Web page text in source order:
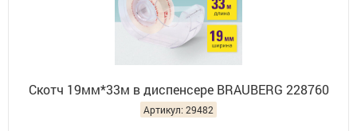
Скотч 19мм*33м в диспенсере BRAUBERG 228760
Артикул: 29482